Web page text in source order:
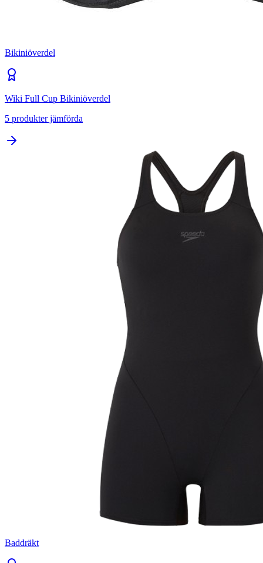
Bikiniöverdel
Wiki Full Cup Bikiniöverdel
5 produkter jämförda
Baddräkt